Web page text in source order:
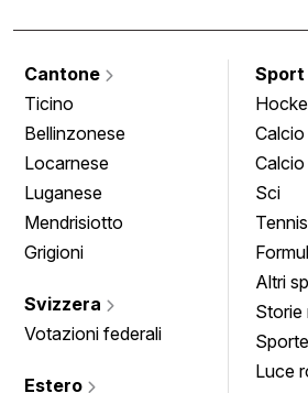
Cantone
Ticino
Bellinzonese
Locarnese
Luganese
Mendrisiotto
Grigioni
Svizzera
Votazioni federali
Estero
Sport
Calcio
Sci
Tennis
Altri
Storie
Luce